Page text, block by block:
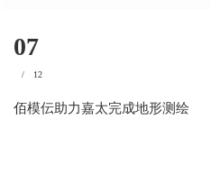
07
/ 12
佰模伝助力嘉太完成地形测绘